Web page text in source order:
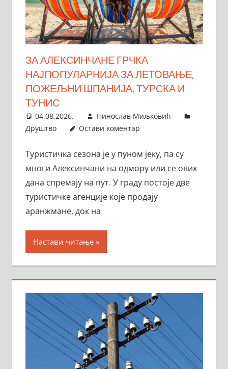
ЗА АЛЕКСИНЧАНЕ ГРЧКА
НАЈПОПУЛАРНИЈА ЗА ЛЕТОВАЊЕ,
ПОЖЕЉНИ ШПАНИЈА, ТУРСКА И
ТУНИС
04.08.2026.
Нинослав Миљковић
Друштво
Остави коментар
Туристичка сезона је у пуном јеку, па су
многи Алексинчани на одмору или се ових
дана спремају на пут. У граду постоје две
туристичке агенције које продају
аранжмане, док на
Настави читање